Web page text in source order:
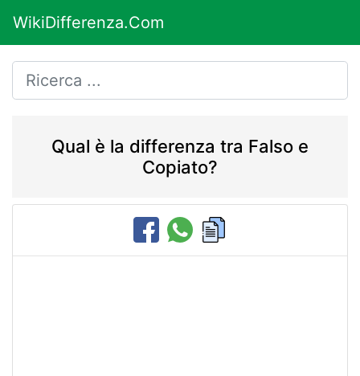
WikiDifferenza.Com
Qual è la differenza tra Falso e
Copiato?